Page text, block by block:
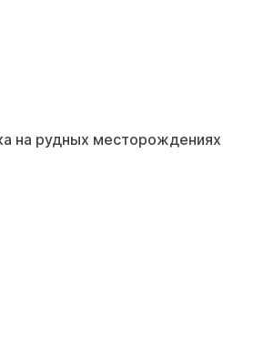
на рудных месторождениях